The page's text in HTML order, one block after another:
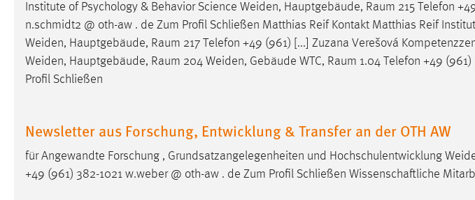
Institute of Psychology & Behavior Science Weiden, Hauptgebäude, Raum 215 Telefon
n.schmidt2 @ oth-aw . de Zum Profil Schließen Matthias Reif Kontakt Matthias Reif
Weiden, Hauptgebäude, Raum 217 Telefon +49 (961) [...] Zuzana Verešová
Weiden, Hauptgebäude, Raum 204 Weiden, Gebäude WTC, Raum 1.04 Telefon +49
Profil Schließen
Newsletter aus Forschung, Entwicklung & Transfer an der OTH AW
für Angewandte Forschung , Grundsatzangelegenheiten und Hochschulentwicklung
+49 (961) 382-1021 w.weber @ oth-aw . de Zum Profil Schließen Wissenschaftliche